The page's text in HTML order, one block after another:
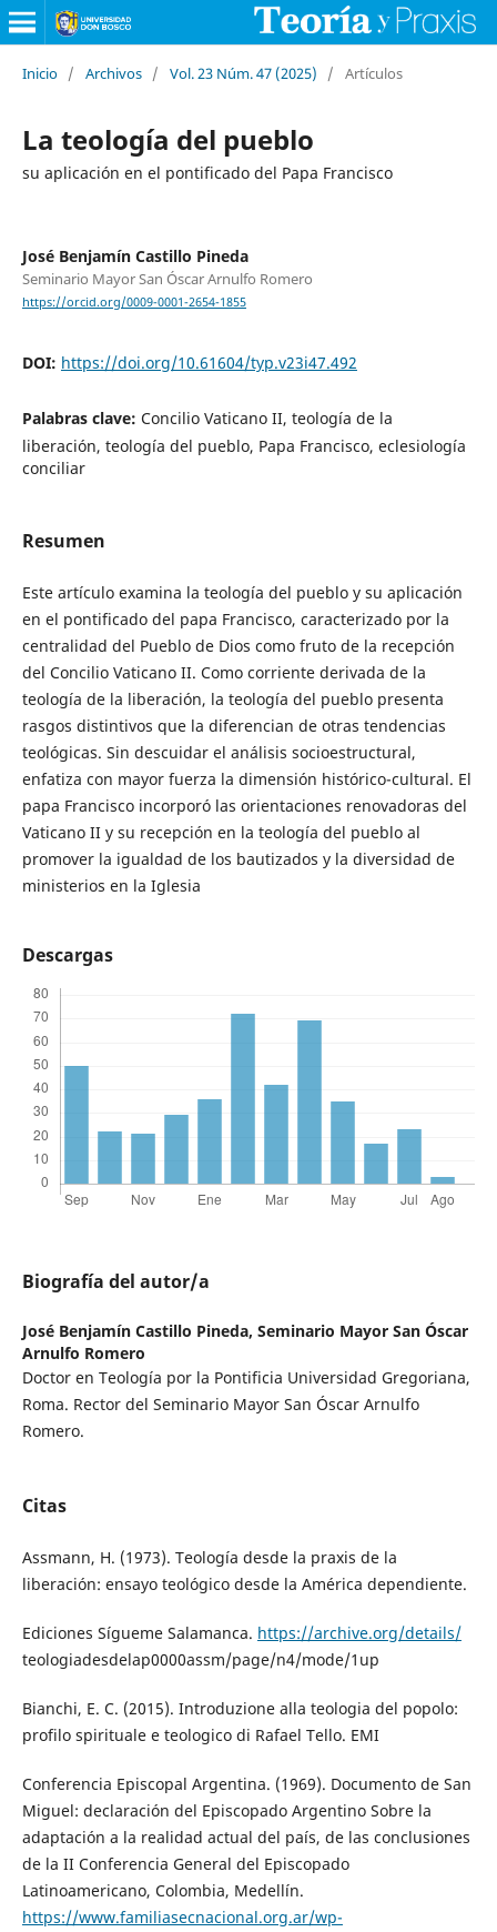
Inicio / Archivos / Vol. 23 Núm. 47 (2025) / Artículos
La teología del pueblo
su aplicación en el pontificado del Papa Francisco
José Benjamín Castillo Pineda
Seminario Mayor San Óscar Arnulfo Romero
https://orcid.org/0009-0001-2654-1855
DOI: https://doi.org/10.61604/typ.v23i47.492
Palabras clave: Concilio Vaticano II, teología de la
liberación, teología del pueblo, Papa Francisco, eclesiología
conciliar
Resumen
Este artículo examina la teología del pueblo y su aplicación
en el pontificado del papa Francisco, caracterizado por la
centralidad del Pueblo de Dios como fruto de la recepción
del Concilio Vaticano II. Como corriente derivada de la
teología de la liberación, la teología del pueblo presenta
rasgos distintivos que la diferencian de otras tendencias
teológicas. Sin descuidar el análisis socioestructural,
enfatiza con mayor fuerza la dimensión histórico-cultural. El
papa Francisco incorporó las orientaciones renovadoras del
Vaticano II y su recepción en la teología del pueblo al
promover la igualdad de los bautizados y la diversidad de
ministerios en la Iglesia
Descargas
Biografía del autor/a
José Benjamín Castillo Pineda, Seminario Mayor San Óscar
Arnulfo Romero
Doctor en Teología por la Pontificia Universidad Gregoriana,
Roma. Rector del Seminario Mayor San Óscar Arnulfo
Romero.
Citas
Assmann, H. (1973). Teología desde la praxis de la
liberación: ensayo teológico desde la América dependiente.
Ediciones Sígueme Salamanca. https://archive.org/details/
teologiadesdelap0000assm/page/n4/mode/1up
Bianchi, E. C. (2015). Introduzione alla teologia del popolo:
profilo spirituale e teologico di Rafael Tello. EMI
Conferencia Episcopal Argentina. (1969). Documento de San
Miguel: declaración del Episcopado Argentino Sobre la
adaptación a la realidad actual del país, de las conclusiones
de la II Conferencia General del Episcopado
Latinoamericano, Colombia, Medellín.
https://www.familiasecnacional.org.ar/wp-